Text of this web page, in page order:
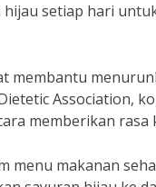
setiap hari
membantu
Association,
memberikan rasa
menu makanan